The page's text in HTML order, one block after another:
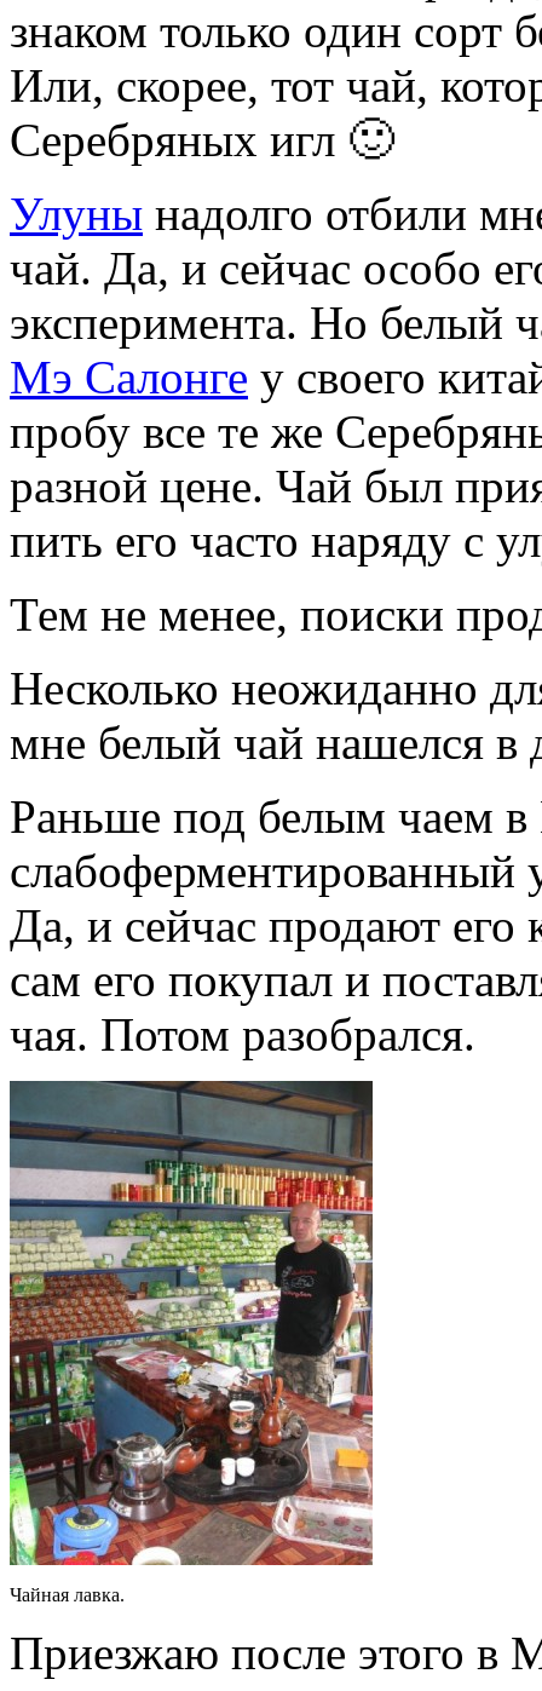
знаком только один
Или, скорее, тот чай,
Серебряных игл 🙂
Улуны надолго отбили
чай. Да, и сейчас особо
эксперимента. Но белый
Мэ Салонге у своего
пробу все те же
разной цене. Чай был
пить его часто наряду с
Тем не менее, поиски
Несколько неожиданно
мне белый чай нашелся в
Раньше под белым чаем
Да, и сейчас продают
сам его покупал и
чая. Потом разобрался.
Чайная лавка.
Приезжаю после этого в